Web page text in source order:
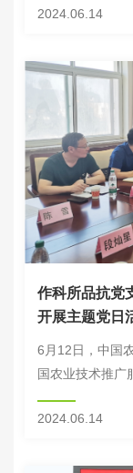
科学院院士钱前
2024.06.14
作科所品抗党
开展主题党日
6月12日，中国
国农业技术推广
部联合开展“强
活动。农业农村
2024.06.14